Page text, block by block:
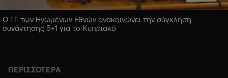
Ο ΓΓ των Ηνωμένων Εθνών ανακοινώνει την σύγκληση
συνάντησης 5+1 για το Κυπριακό
ΠΕΡΙΣΣΟΤΕΡΑ